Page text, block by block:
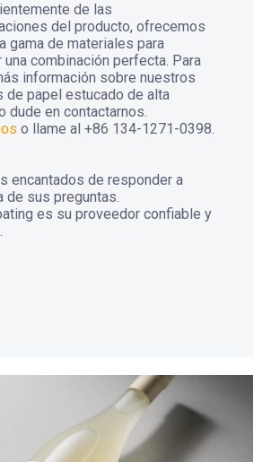
de las
del producto, ofrecemos
gama de materiales para
una combinación perfecta. Para
información sobre nuestros
de papel estucado de alta
dude en contactarnos.
o llame al +86 134-1271-0398.
encantados de responder a
de sus preguntas.
es su proveedor confiable y